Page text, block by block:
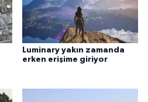
Luminary yakın zamanda
erken erişime giriyor